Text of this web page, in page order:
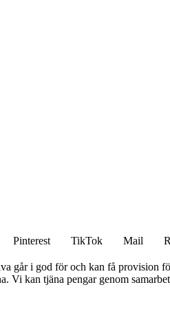
Pinterest TikTok Mail
går i god för och kan få provision
kan tjäna pengar genom